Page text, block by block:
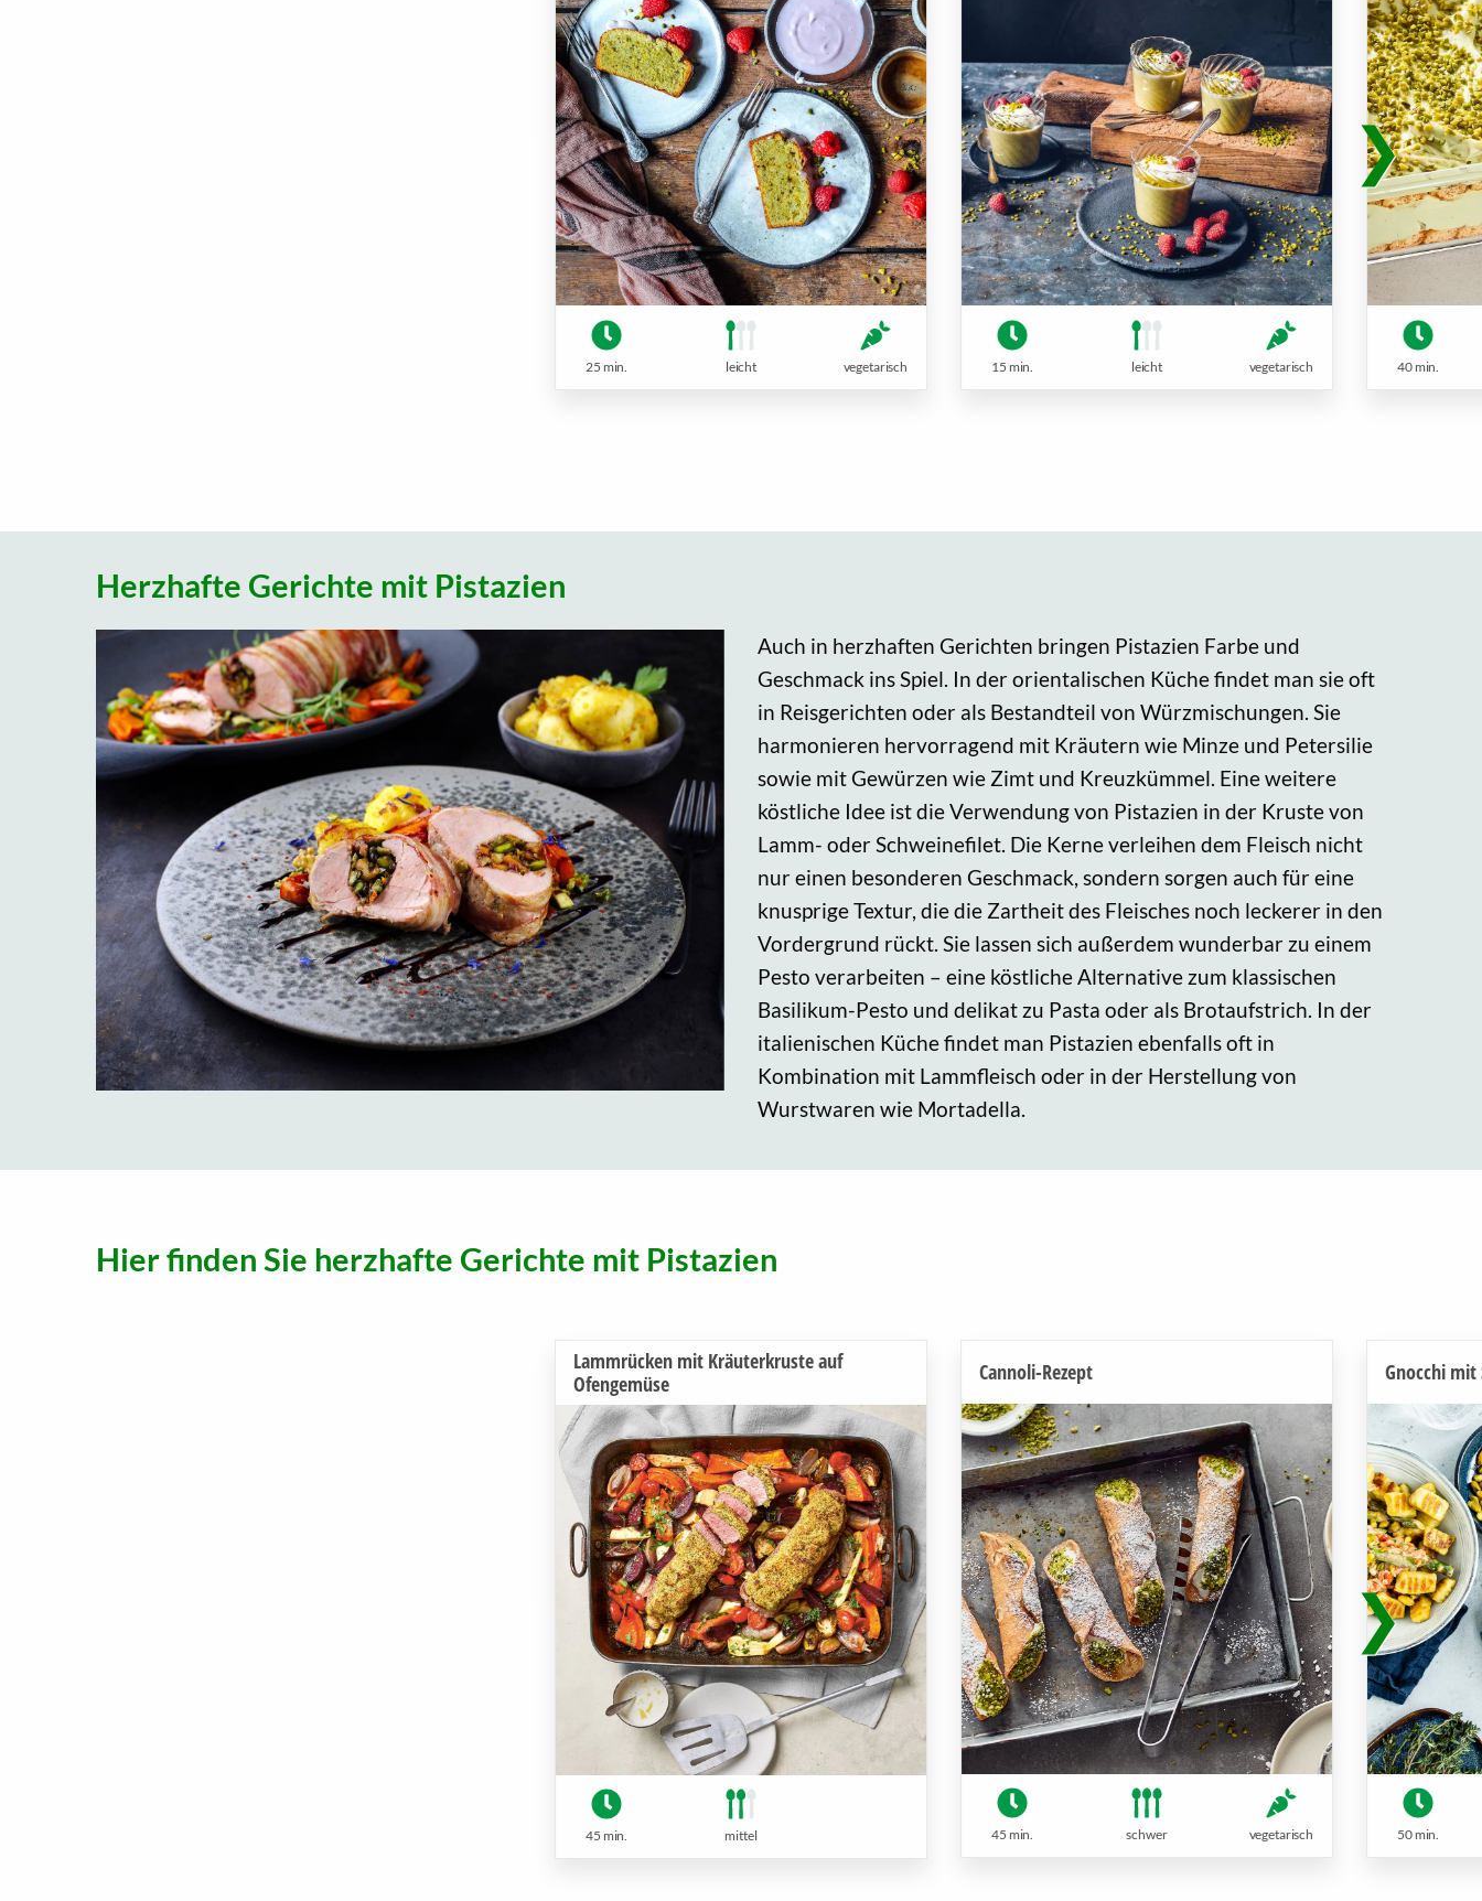
25 min. leicht vegetarisch 15 min. leicht vegetarisch 40 min.
Herzhafte Gerichte mit Pistazien
Auch in herzhaften Gerichten bringen Pistazien Farbe und
Geschmack ins Spiel. In der orientalischen Küche findet man sie oft
in Reisgerichten oder als Bestandteil von Würzmischungen. Sie
harmonieren hervorragend mit Kräutern wie Minze und Petersilie
sowie mit Gewürzen wie Zimt und Kreuzkümmel. Eine weitere
köstliche Idee ist die Verwendung von Pistazien in der Kruste von
Lamm- oder Schweinefilet. Die Kerne verleihen dem Fleisch nicht
nur einen besonderen Geschmack, sondern sorgen auch für eine
knusprige Textur, die die Zartheit des Fleisches noch leckerer in den
Vordergrund rückt. Sie lassen sich außerdem wunderbar zu einem
Pesto verarbeiten – eine köstliche Alternative zum klassischen
Basilikum-Pesto und delikat zu Pasta oder als Brotaufstrich. In der
italienischen Küche findet man Pistazien ebenfalls oft in
Kombination mit Lammfleisch oder in der Herstellung von
Wurstwaren wie Mortadella.
Hier finden Sie herzhafte Gerichte mit Pistazien
Lammrücken mit Kräuterkruste auf
Ofengemüse
45 min. mittel
Cannoli-Rezept
45 min. schwer vegetarisch
Gnocchi mit
50 min.